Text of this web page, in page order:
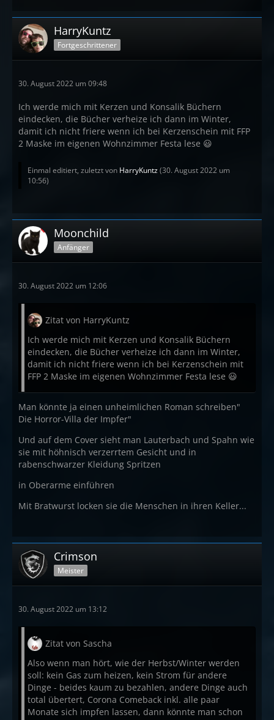
HarryKuntz
Fortgeschrittener
30. August 2022 um 09:48
Ich werde mich mit Kerzen und Konsalik Büchern
eindecken, die Bücher verheize ich dann im Winter,
damit ich nicht friere wenn ich bei Kerzenschein mit FFP
2 Maske im eigenen Wohnzimmer Festa lese 😃
Einmal editiert, zuletzt von HarryKuntz(30. August 2022 um
10:56)
Moonchild
Anfänger
30. August 2022 um 12:06
Zitat von HarryKuntz
Ich werde mich mit Kerzen und Konsalik Büchern
eindecken, die Bücher verheize ich dann im Winter,
damit ich nicht friere wenn ich bei Kerzenschein mit
FFP 2 Maske im eigenen Wohnzimmer Festa lese 😃
Man könnte ja einen unheimlichen Roman schreiben"
Die Horror-Villa der Impfer"
Und auf dem Cover sieht man Lauterbach und Spahn wie
sie mit höhnisch verzerrtem Gesicht und in
rabenschwarzer Kleidung Spritzen
in Oberarme einführen
Mit Bratwurst locken sie die Menschen in ihren Keller...
Crimson
Meister
30. August 2022 um 13:12
Zitat von Sascha
Also wenn man hört, wie der Herbst/Winter werden
soll: kein Gas zum heizen, kein Strom für andere
Dinge - beides kaum zu bezahlen, andere Dinge auch
total übertert, Corona Comeback inkl. alle paar
Monate sich impfen lassen, dann könnte man schon